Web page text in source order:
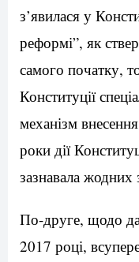
з’явилася у
реформі”, як
самого початку,
Конституції
механізм
роки дії
зазнавала жодних
По-друге, щодо
2017 році,